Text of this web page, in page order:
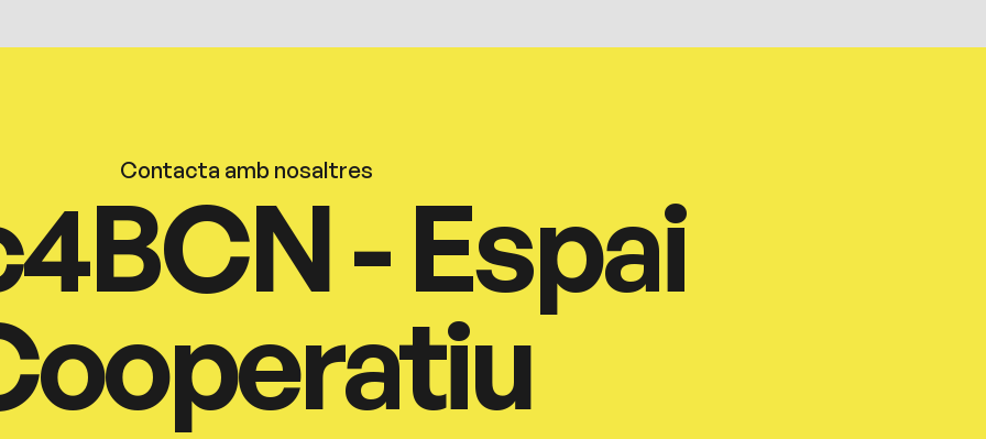
Contacta amb nosaltres
- Espai